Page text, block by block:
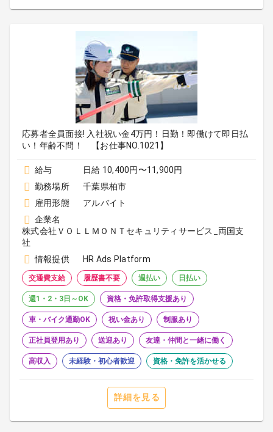
応募者全員面接! 入社祝い金4万円！日勤！即働けて即日払
い！年齢不問！ 【お仕事NO.1021】
給与
日給 10,400円〜11,900円
勤務場所
千葉県柏市
雇用形態
アルバイト
企業名
株式会社ＶＯＬＬＭＯＮＴセキュリティサービス_両国支
社
情報提供
HR Ads Platform
交通費支給 履歴書不要 週払い 日払い
週1・2・3日～OK 資格・免許取得支援あり
車・バイク通勤OK 祝い金あり 制服あり
正社員登用あり 送迎あり 友達・仲間と一緒に働く
高収入 未経験・初心者歓迎 資格・免許を活かせる
詳細を見る